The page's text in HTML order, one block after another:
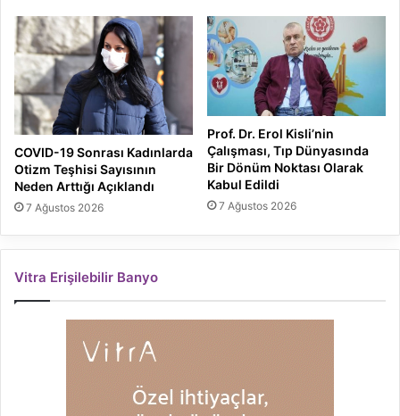
COVID-19 Sonrası Kadınlarda
Otizm Teşhisi Sayısının
Neden Arttığı Açıklandı
7 Ağustos 2026
Prof. Dr. Erol Kisli’nin
Çalışması, Tıp Dünyasında
Bir Dönüm Noktası Olarak
Kabul Edildi
7 Ağustos 2026
Vitra Erişilebilir Banyo